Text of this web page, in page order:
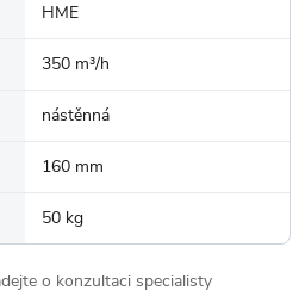
HME
350 m³/h
nástěnná
160 mm
50 kg
o konzultaci specialisty